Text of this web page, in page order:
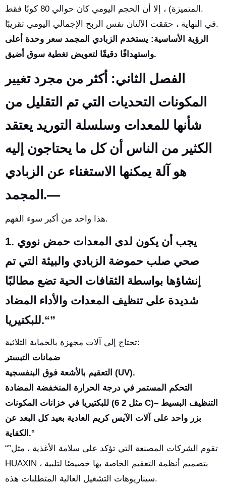
المتميزة) ، إلا أن الحجم اليومي كان حوالي 80 كوبًا فقط.
في النهاية ، حققت الآلتان نفس الربح الإجمالي اليومي تقريبًا.
الرؤية الأساسية: يستخدم الزبادي المجمد سعر وحدة أعلى
واستهدافًا دقيقًا لتعويض تغطية سوق أضيق.
الفصل الثاني: أكثر من مجرد تغيير
المكونات التحديات التي تم التقليل من
شأنها للمعدات وسلسلة التوريد يعتقد
الكثير من الناس أن كل ما يحتاجون إليه
هو آلة يمكنها الاستغناء عن الزبادي
المجمد.—
هذا واحد من أكبر سوء الفهم.
1. يجب أن يكون لدى المعدات حمض نووي
صحي صلب حموضة الزبادي والبيئة التي تم
إنشاؤها بواسطة الثقافات الحية تضع مطالبًا
شديدة على تنظيف المعدات والأداء المضاد
للبكتيريا.“”
تحتاج إلى آلات مجهزة بالحماية الثلاثية:
ضمانات التبستر
التعقيم بالأشعة فوق البنفسجية (UV).
التحكم المستمر في درجة الحرارة المنخفضة المضادة
للبكتيريا في خزانات المكونات (مثل 2 6 C)– التنظيف البسيط
بزر واحد على آلات الآيس كريم العادية بعيد كل البعد عن
الكفاية.°
“”تقوم الشركات المصنعة التي تؤكد على سلامة الأغذية ، مثل
HUAXIN ، بتصميم أنظمة التعقيم الخاصة بها خصيصًا لتلبية
سيناريوهات التشغيل العالية المتطلبات هذه.